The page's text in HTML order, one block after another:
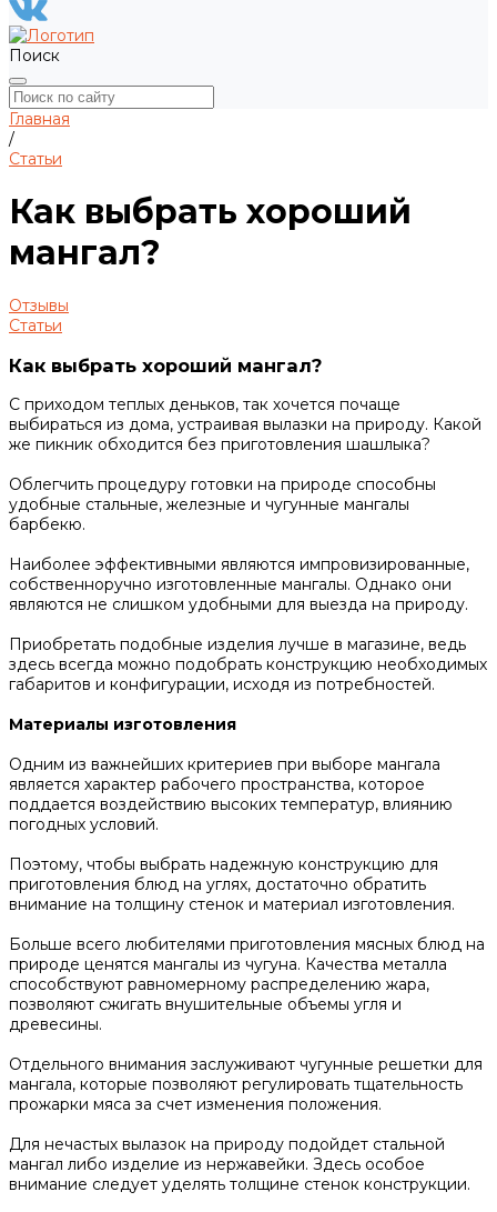
Поиск
Главная
/
Статьи
Как выбрать хороший
мангал?
Отзывы
Статьи
Как выбрать хороший мангал?
С приходом теплых деньков, так хочется почаще
выбираться из дома, устраивая вылазки на природу. Какой
же пикник обходится без приготовления шашлыка?
Облегчить процедуру готовки на природе способны
удобные стальные, железные и чугунные мангалы
барбекю.
Наиболее эффективными являются импровизированные,
собственноручно изготовленные мангалы. Однако они
являются не слишком удобными для выезда на природу.
Приобретать подобные изделия лучше в магазине, ведь
здесь всегда можно подобрать конструкцию необходимых
габаритов и конфигурации, исходя из потребностей.
Материалы изготовления
Одним из важнейших критериев при выборе мангала
является характер рабочего пространства, которое
поддается воздействию высоких температур, влиянию
погодных условий.
Поэтому, чтобы выбрать надежную конструкцию для
приготовления блюд на углях, достаточно обратить
внимание на толщину стенок и материал изготовления.
Больше всего любителями приготовления мясных блюд на
природе ценятся мангалы из чугуна. Качества металла
способствуют равномерному распределению жара,
позволяют сжигать внушительные объемы угля и
древесины.
Отдельного внимания заслуживают чугунные решетки для
мангала, которые позволяют регулировать тщательность
прожарки мяса за счет изменения положения.
Для нечастых вылазок на природу подойдет стальной
мангал либо изделие из нержавейки. Здесь особое
внимание следует уделять толщине стенок конструкции.